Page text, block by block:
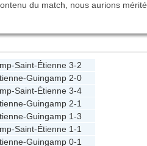
du match, nous aurions
-Saint-Étienne 3-2
-Guingamp 2-0
-Saint-Étienne 3-4
-Guingamp 2-1
-Guingamp 1-3
-Saint-Étienne 1-1
-Guingamp 0-1